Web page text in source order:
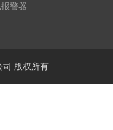
警器
版权所有